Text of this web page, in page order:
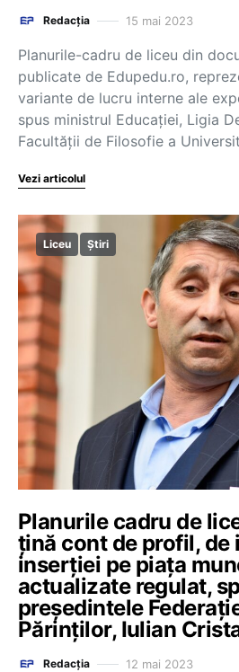
Redacția 15 mai 2023
Planurile-cadru de liceu din
publicate de Edupedu.ro,
variante de lucru interne ale
spus ministrul Educației, Ligia
Facultății de Filosofie a
Vezi articolul
Liceu Știri
Planurile cadru de
țină cont de profil, de
inserției pe piața
actualizate regulat,
președintele
Părinților, Iulian
Redacția 12 mai 2023